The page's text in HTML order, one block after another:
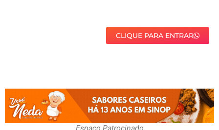
CLIQUE PARA ENTRAR